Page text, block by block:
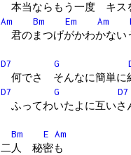
本当ならもう一度 キス
Am
Bm Em Am
君のまつげがかわかない
D7 G
何でさ そんなに簡単に
D7
G D7
ふってわいたよに互いさ
Bm E Am
二人 秘密も